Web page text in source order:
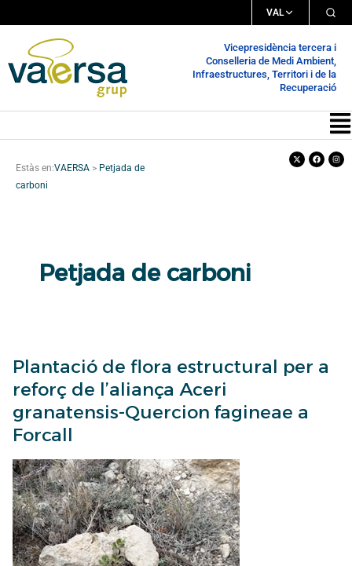
contingut
VAL
Vicepresidència tercera i
Conselleria de Medi Ambient,
Infraestructures, Territori i de la
Recuperació
Estàs en:VAERSA > Petjada de
carboni
X-
twitter
Facebook
Petjada de carboni
Plantació de flora estructural per a
reforç de l’aliança Aceri
granatensis-Quercion fagineae a
Forcall
Plantació
de
flora
estructural
per
a
reforç
de
l’aliança